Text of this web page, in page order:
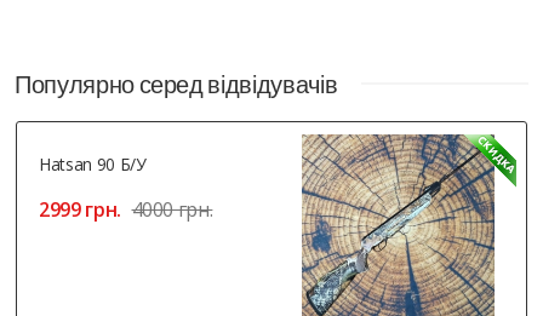
Популярно серед відвідувачів
Hatsan 90 Б/У
2999 грн. 4000 грн.